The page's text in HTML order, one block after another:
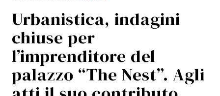
Urbanistica, indagini
chiuse per
l’imprenditore del
palazzo “The Nest”. Agli